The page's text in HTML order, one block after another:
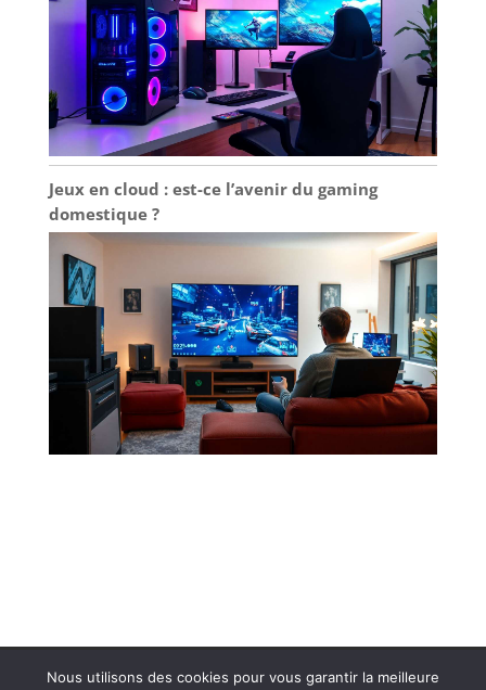
Jeux en cloud : est-ce l’avenir du gaming
domestique ?
Plan de site Contact
Nous utilisons des cookies pour vous garantir la meilleure